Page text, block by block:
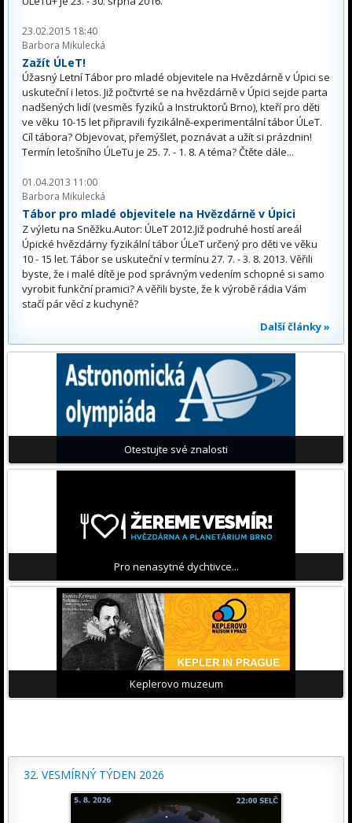
23.02.2015 18:40
Barbora Mikulecká
Zažít ÚLeT!
Úžasný Letní Tábor pro mladé objevitele na Hvězdárně v Úpici se
uskuteční i letos. Již počtvrté se na hvězdárně v Úpici sejde parta
nadšených lidí (vesměs fyziků a Instruktorů Brno), kteří pro děti
ve věku 10-15 let připravili fyzikálně-experimentální tábor ÚLeT.
Cíl tábora? Objevovat, přemýšlet, poznávat a užít si prázdnin!
Termín letošního ÚLeTu je 25. 7. - 1. 8. A téma? Čtěte dále...
01.04.2013 11:00
Barbora Mikulecká
Tábor pro mladé objevitele na Hvězdárně v Úpici
Z výletu na Sněžku.Autor: ÚLeT 2012.Již podruhé hostí areál
Úpické hvězdárny fyzikální tábor ÚLeT určený pro děti ve věku
10 - 15 let. Tábor se uskuteční v termínu 27. 7. - 3. 8. 2013. Věřili
byste, že i malé dítě je pod správným vedením schopné si samo
vyrobit funkční pramici? A věřili byste, že k výrobě rádia Vám
stačí pár věcí z kuchyně?
Další články »
Otestujte své znalosti
Pro nenasytné dychtivce...
Keplerovo muzeum
32. VESMÍRNÝ TÝDEN 2026